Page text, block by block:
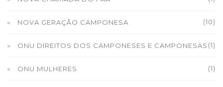
NOVA GERAÇÃO CAMPONESA (10)
ONU DIREITOS DOS CAMPONESES E CAMPONESAS (1)
ONU MULHERES (1)